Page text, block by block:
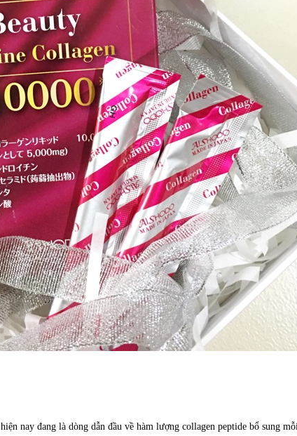
hiện nay đang là dòng dẫn đầu về hàm lượng collagen peptide bổ sung